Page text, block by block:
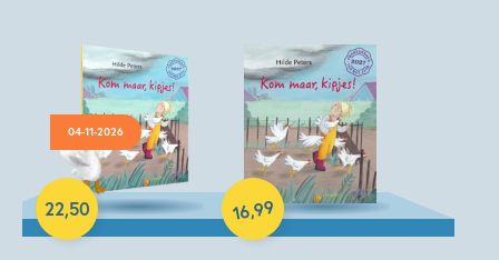
04-11-2026
22,50
Hardcover 16,99
Hardcover